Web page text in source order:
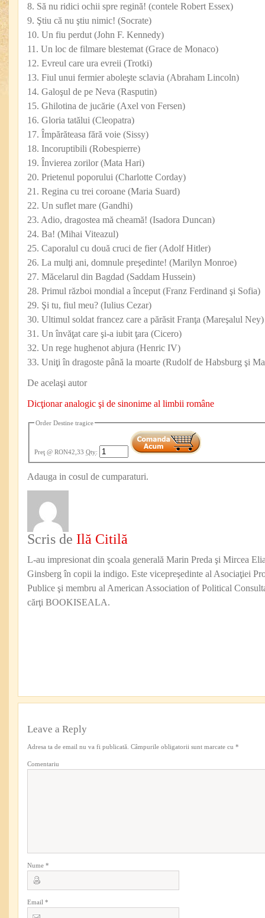
8. Să nu ridici ochii spre regină! (contele Robert Essex)
9. Ştiu că nu ştiu nimic! (Socrate)
10. Un fiu perdut (John F. Kennedy)
11. Un loc de filmare blestemat (Grace de Monaco)
12. Evreul care ura evreii (Trotki)
13. Fiul unui fermier aboleşte sclavia (Abraham Lincoln)
14. Galoşul de pe Neva (Rasputin)
15. Ghilotina de jucărie (Axel von Fersen)
16. Gloria tatălui (Cleopatra)
17. Împărăteasa fără voie (Sissy)
18. Incoruptibili (Robespierre)
19. Învierea zorilor (Mata Hari)
20. Prietenul poporului (Charlotte Corday)
21. Regina cu trei coroane (Maria Suard)
22. Un suflet mare (Gandhi)
23. Adio, dragostea mă cheamă! (Isadora Duncan)
24. Ba! (Mihai Viteazul)
25. Caporalul cu două cruci de fier (Adolf Hitler)
26. La mulţi ani, domnule preşedinte! (Marilyn Monroe)
27. Măcelarul din Bagdad (Saddam Hussein)
28. Primul război mondial a început (Franz Ferdinand şi Sofia)
29. Şi tu, fiul meu? (Iulius Cezar)
30. Ultimul soldat francez care a părăsit Franţa (Mareşalul Ney)
31. Un învăţat care şi-a iubit ţara (Cicero)
32. Un rege hughenot abjura (Henric IV)
33. Uniţi în dragoste până la moarte (Rudolf de Habsburg şi
De acelaşi autor
Dicţionar analogic şi de sinonime al limbii române
Order Destine tragice
Preţ @ RON42,33 Qty:
Adauga in cosul de cumparaturi.
Scris de Ilă Citilă
L-au impresionat din şcoala generală Marin Preda şi Mircea
Ginsberg în copii la indigo. Este vicepreşedinte al Asociaţiei
Publice şi membru al American Association of Political
cărţi BOOKISEALA.
Leave a Reply
Adresa ta de email nu va fi publicată. Câmpurile obligatorii sunt marcate cu *
Comentariu
Nume *
Email *